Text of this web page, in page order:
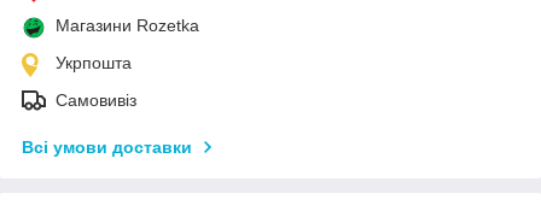
Магазини Rozetka
Укрпошта
Самовивіз
Всі умови доставки